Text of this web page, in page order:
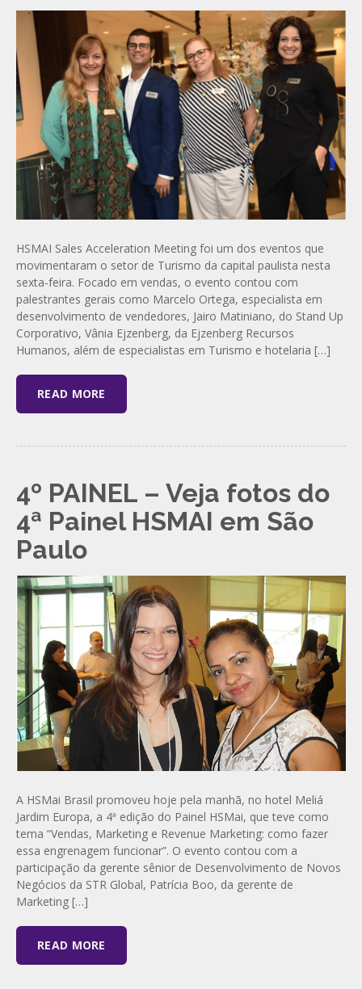
HSMAI Sales Acceleration Meeting foi um dos eventos que
movimentaram o setor de Turismo da capital paulista nesta
sexta-feira. Focado em vendas, o evento contou com
palestrantes gerais como Marcelo Ortega, especialista em
desenvolvimento de vendedores, Jairo Matiniano, do Stand Up
Corporativo, Vânia Ejzenberg, da Ejzenberg Recursos
Humanos, além de especialistas em Turismo e hotelaria […]
READ MORE
4º PAINEL – Veja fotos do
4ª Painel HSMAI em São
Paulo
A HSMai Brasil promoveu hoje pela manhã, no hotel Meliá
Jardim Europa, a 4ª edição do Painel HSMai, que teve como
tema “Vendas, Marketing e Revenue Marketing: como fazer
essa engrenagem funcionar”. O evento contou com a
participação da gerente sênior de Desenvolvimento de Novos
Negócios da STR Global, Patrícia Boo, da gerente de
Marketing […]
READ MORE